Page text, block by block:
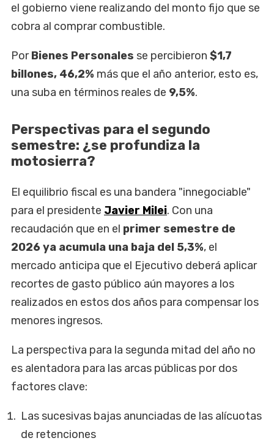
el gobierno viene realizando del monto fijo que se
cobra al comprar combustible.
PorBienes Personales se percibieron $1,7
billones, 46,2% más que el año anterior, esto es,
una suba en términos reales de 9,5%.
Perspectivas para el segundo
semestre: ¿se profundiza la
motosierra?
El equilibrio fiscal es una bandera "innegociable"
para el presidente Javier Milei. Con una
recaudación que en el primer semestre de
2026 ya acumula una baja del 5,3%, el
mercado anticipa que el Ejecutivo deberá aplicar
recortes de gasto público aún mayores a los
realizados en estos dos años para compensar los
menores ingresos.
La perspectiva para la segunda mitad del año no
es alentadora para las arcas públicas por dos
factores clave:
Las sucesivas bajas anunciadas de las alícuotas
de retenciones